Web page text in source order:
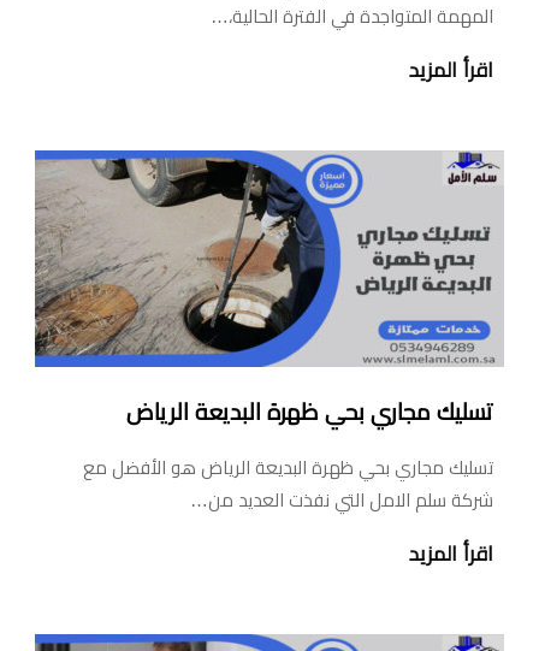
المهمة المتواجدة في الفترة الحالية،…
اقرأ المزيد
تسليك مجاري بحي ظهرة البديعة الرياض
تسليك مجاري بحي ظهرة البديعة الرياض هو الأفضل مع
شركة سلم الامل التي نفذت العديد من…
اقرأ المزيد